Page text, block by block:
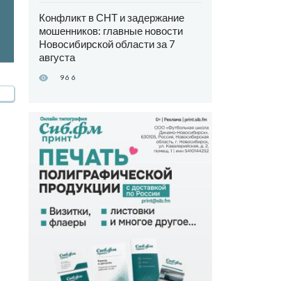
Конфликт в СНТ и задержание
мошенников: главные новости
Новосибирской области за 7
августа
966